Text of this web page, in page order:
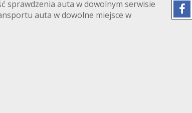
sprawdzenia auta w dowolnym serwisie
auta w dowolne miejsce w